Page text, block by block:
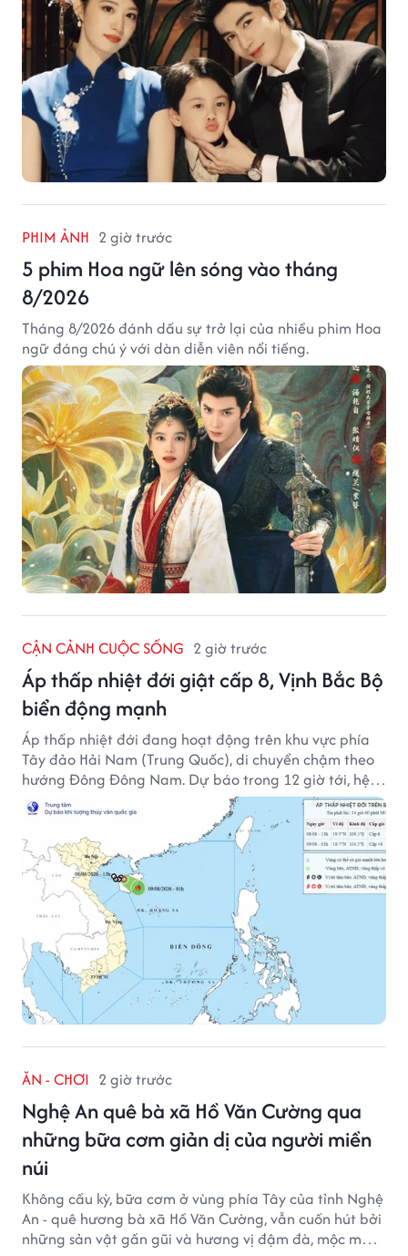
PHIM ẢNH 2 giờ trước
5 phim Hoa ngữ lên sóng vào tháng
8/2026
Tháng 8/2026 đánh dấu sự trở lại của nhiều phim Hoa
ngữ đáng chú ý với dàn diễn viên nổi tiếng.
CẬN CẢNH CUỘC SỐNG 2 giờ trước
Áp thấp nhiệt đới giật cấp 8, Vịnh Bắc Bộ
biển động mạnh
Áp thấp nhiệt đới đang hoạt động trên khu vực phía
Tây đảo Hải Nam (Trung Quốc), di chuyển chậm theo
hướng Đông Đông Nam. Dự báo trong 12 giờ tới, hệ
thống này suy yếu dần thành vùng áp thấp.
ĂN - CHƠI 2 giờ trước
Nghệ An quê bà xã Hồ Văn Cường qua
những bữa cơm giản dị của người miền
núi
Không cầu kỳ, bữa cơm ở vùng phía Tây của tỉnh Nghệ
An - quê hương bà xã Hồ Văn Cường, vẫn cuốn hút bởi
những sản vật gần gũi và hương vị đậm đà, mộc mạc